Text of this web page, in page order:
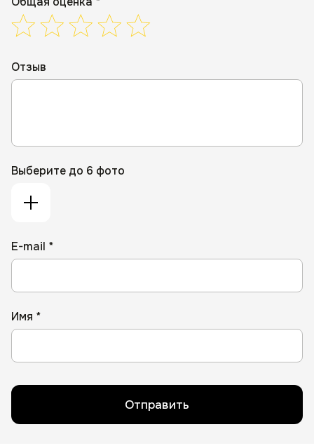
Отзыв
Выберите до 6 фото
E-mail *
Имя *
Отправить